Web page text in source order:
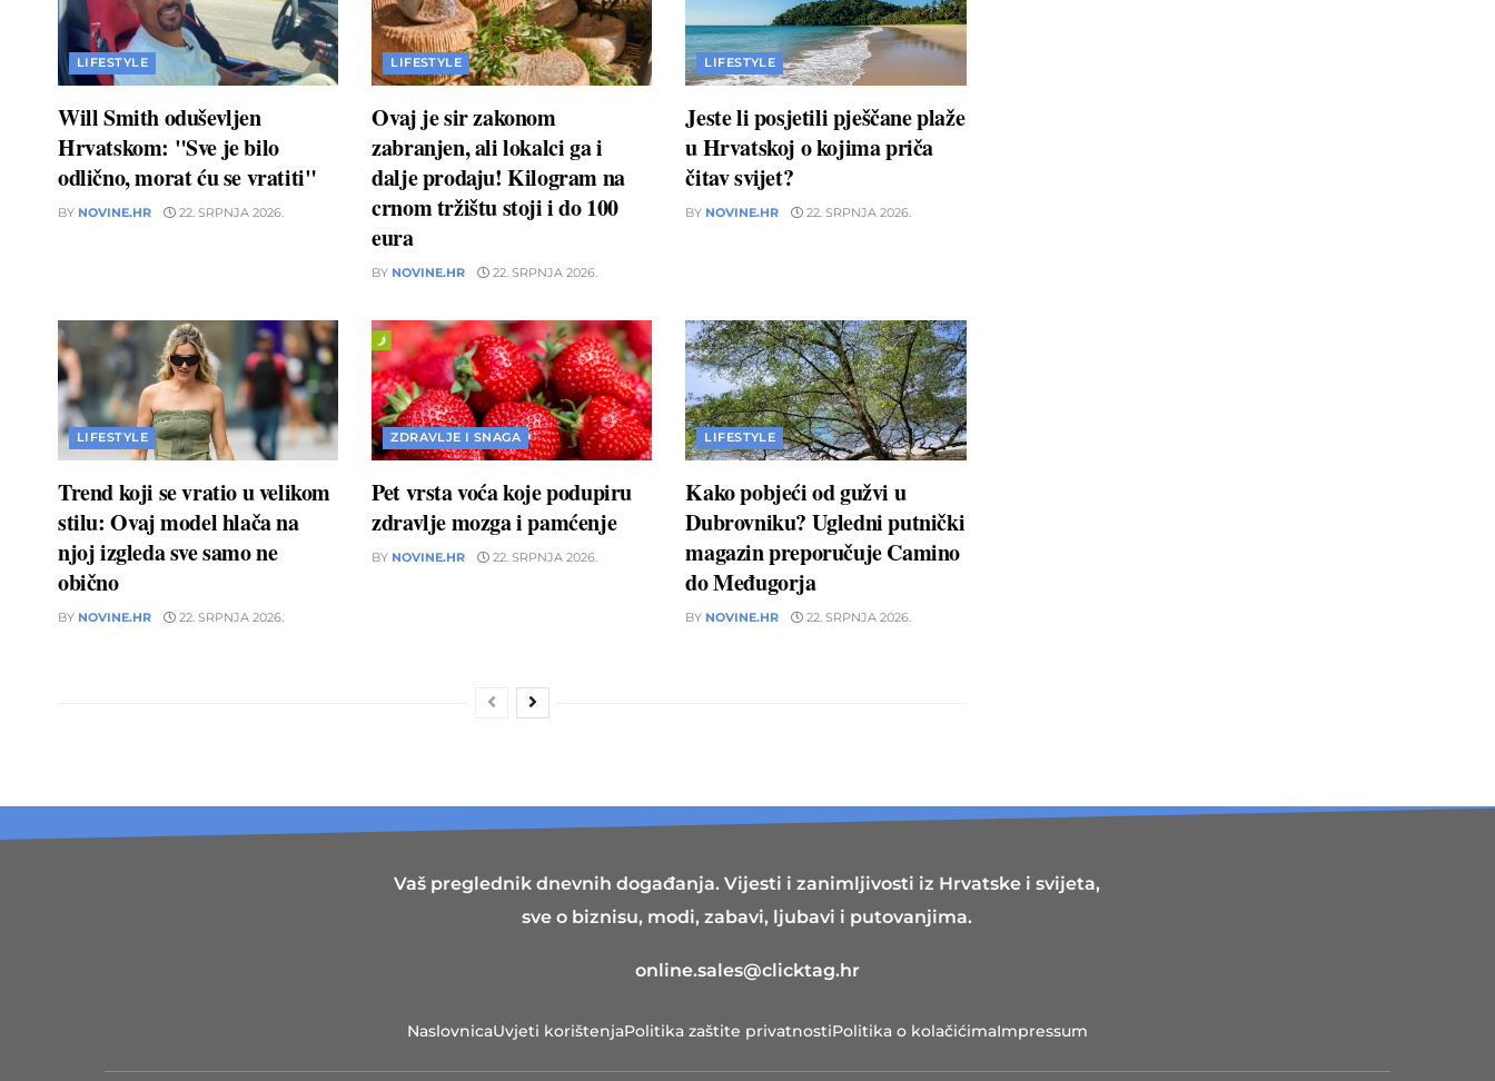
LIFESTYLE
Will Smith oduševljen
Hrvatskom: "Sve je bilo
odlično, morat ću se vratiti"
BY NOVINE.HR 22. SRPNJA 2026.
LIFESTYLE
Ovaj je sir zakonom
zabranjen, ali lokalci ga i
dalje prodaju! Kilogram na
crnom tržištu stoji i do 100
eura
BY NOVINE.HR 22. SRPNJA 2026.
LIFESTYLE
Jeste li posjetili pješčane plaže
u Hrvatskoj o kojima priča
čitav svijet?
BY NOVINE.HR 22. SRPNJA 2026.
LIFESTYLE
Trend koji se vratio u velikom
stilu: Ovaj model hlača na
njoj izgleda sve samo ne
obično
BY NOVINE.HR 22. SRPNJA 2026.
ZDRAVLJE I SNAGA
Pet vrsta voća koje podupiru
zdravlje mozga i pamćenje
BY NOVINE.HR 22. SRPNJA 2026.
LIFESTYLE
Kako pobjeći od gužvi u
Dubrovniku? Ugledni putnički
magazin preporučuje Camino
do Međugorja
BY NOVINE.HR 22. SRPNJA 2026.
Vaš preglednik dnevnih događanja. Vijesti i zanimljivosti iz Hrvatske i svijeta,
sve o biznisu, modi, zabavi, ljubavi i putovanjima.
online.sales@clicktag.hr
NaslovnicaUvjeti korištenjaPolitika zaštite privatnostiPolitika o kolačićimaImpressum